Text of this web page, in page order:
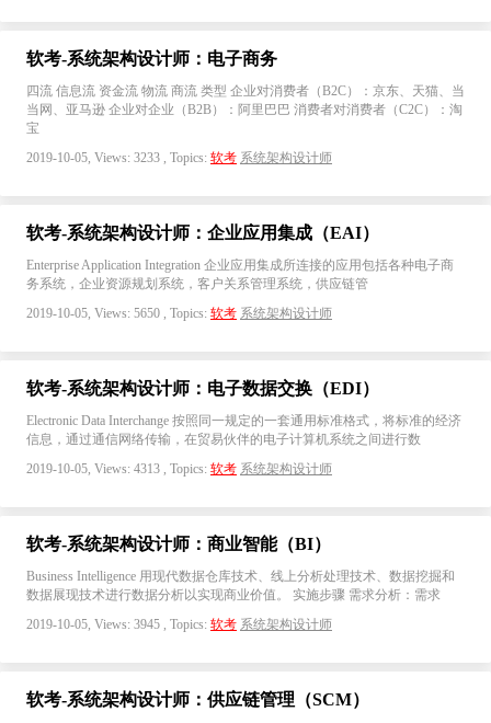
软考-系统架构设计师：电子商务
四流 信息流 资金流 物流 商流 类型 企业对消费者（B2C）：京东、天猫、当
当网、亚马逊 企业对企业（B2B）：阿里巴巴 消费者对消费者（C2C）：淘
宝
2019-10-05, Views: 3233 , Topics: 软考 系统架构设计师
软考-系统架构设计师：企业应用集成（EAI）
Enterprise Application Integration 企业应用集成所连接的应用包括各种电子商
务系统，企业资源规划系统，客户关系管理系统，供应链管
2019-10-05, Views: 5650 , Topics: 软考 系统架构设计师
软考-系统架构设计师：电子数据交换（EDI）
Electronic Data Interchange 按照同一规定的一套通用标准格式，将标准的经济
信息，通过通信网络传输，在贸易伙伴的电子计算机系统之间进行数
2019-10-05, Views: 4313 , Topics: 软考 系统架构设计师
软考-系统架构设计师：商业智能（BI）
Business Intelligence 用现代数据仓库技术、线上分析处理技术、数据挖掘和
数据展现技术进行数据分析以实现商业价值。 实施步骤 需求分析：需求
2019-10-05, Views: 3945 , Topics: 软考 系统架构设计师
软考-系统架构设计师：供应链管理（SCM）